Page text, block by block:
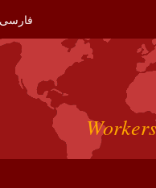
فارسی